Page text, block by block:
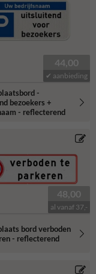
44,00
✔ aanbieding
-
bezoekers +
- reflecterend
48,00
al vanaf 37,-
bord verboden
- reflecterend